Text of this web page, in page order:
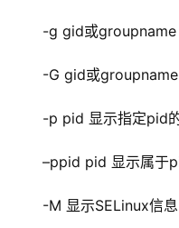
-g gid或groupname
-G gid或
-p pid 显示指定pid
–ppid pid 显示属于
-M 显示SELinux信